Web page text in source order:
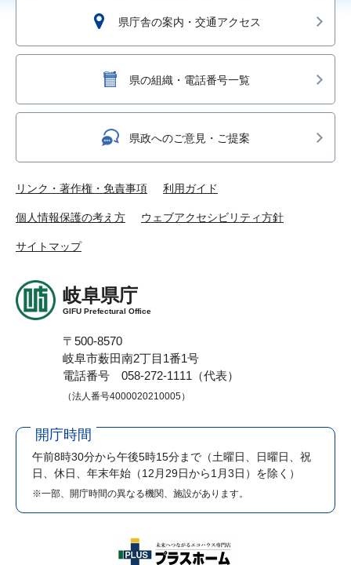
県庁舎の案内・交通アクセス
県の組織・電話番号一覧
県政へのご意見・ご提案
リンク・著作権・免責事項 利用ガイド
個人情報保護の考え方 ウェブアクセシビリティ方針
サイトマップ
岐阜県庁
GIFU Prefectural Office
〒500-8570
岐阜市薮田南2丁目1番1号
電話番号 058-272-1111（代表）
（法人番号4000020210005）
開庁時間
午前8時30分から午後5時15分まで （土曜日、日曜日、祝
日、休日、年末年始（12月29日から1月3日）を除く）
※一部、開庁時間の異なる機関、施設があります。